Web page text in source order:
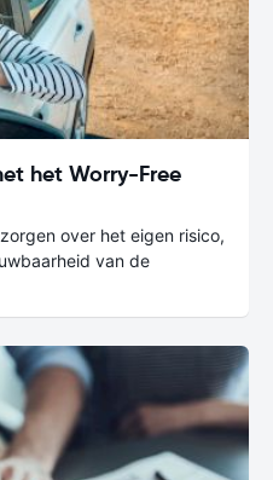
het Worry-Free
over het eigen risico,
van de